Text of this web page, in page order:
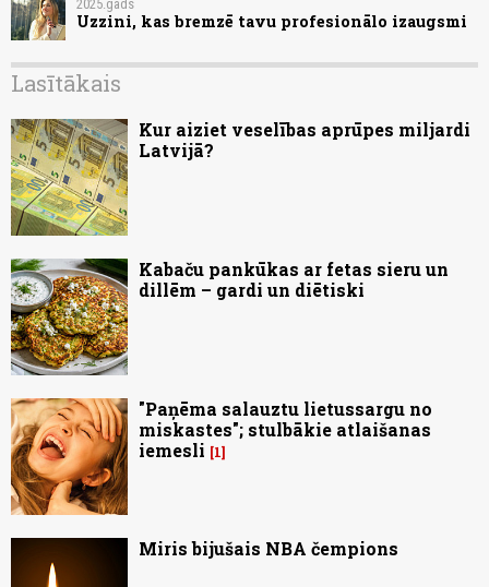
2025.gads
Uzzini, kas bremzē tavu profesionālo izaugsmi
Lasītākais
Kur aiziet veselības aprūpes miljardi
Latvijā?
Kabaču pankūkas ar fetas sieru un
dillēm – gardi un diētiski
"Paņēma salauztu lietussargu no
miskastes"; stulbākie atlaišanas
iemesli
1
Miris bijušais NBA čempions